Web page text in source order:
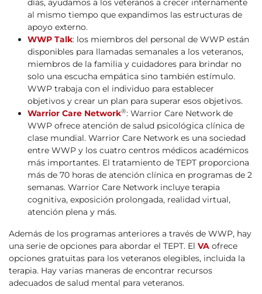
días, ayudamos a los veteranos a crecer internamente
al mismo tiempo que expandimos las estructuras de
apoyo externo.
WWP Talk: los miembros del personal de WWP están
disponibles para llamadas semanales a los veteranos,
miembros de la familia y cuidadores para brindar no
solo una escucha empática sino también estímulo.
WWP trabaja con el individuo para establecer
objetivos y crear un plan para superar esos objetivos.
Warrior Care Network®: Warrior Care Network de
WWP ofrece atención de salud psicológica clínica de
clase mundial. Warrior Care Network es una sociedad
entre WWP y los cuatro centros médicos académicos
más importantes. El tratamiento de TEPT proporciona
más de 70 horas de atención clínica en programas de 2
semanas. Warrior Care Network incluye terapia
cognitiva, exposición prolongada, realidad virtual,
atención plena y más.
Además de los programas anteriores a través de WWP, hay
una serie de opciones para abordar el TEPT. El VA ofrece
opciones gratuitas para los veteranos elegibles, incluida la
terapia. Hay varias maneras de encontrar recursos
adecuados de salud mental para veteranos.